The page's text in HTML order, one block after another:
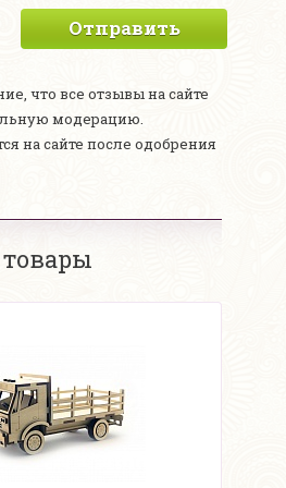
Отправить
что все отзывы на сайте
модерацию.
на сайте после одобрения